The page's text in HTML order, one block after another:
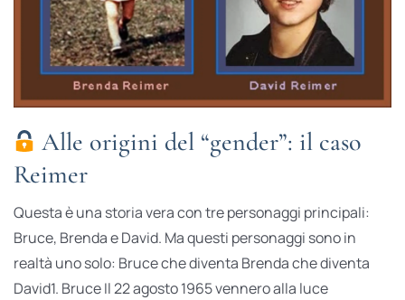
Alle origini del “gender”: il caso
Reimer
Questa è una storia vera con tre personaggi principali:
Bruce, Brenda e David. Ma questi personaggi sono in
realtà uno solo: Bruce che diventa Brenda che diventa
David1. Bruce Il 22 agosto 1965 vennero alla luce